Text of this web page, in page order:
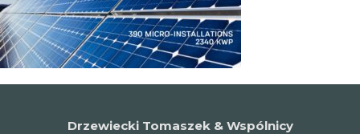
Drzewiecki Tomaszek & Wspólnicy